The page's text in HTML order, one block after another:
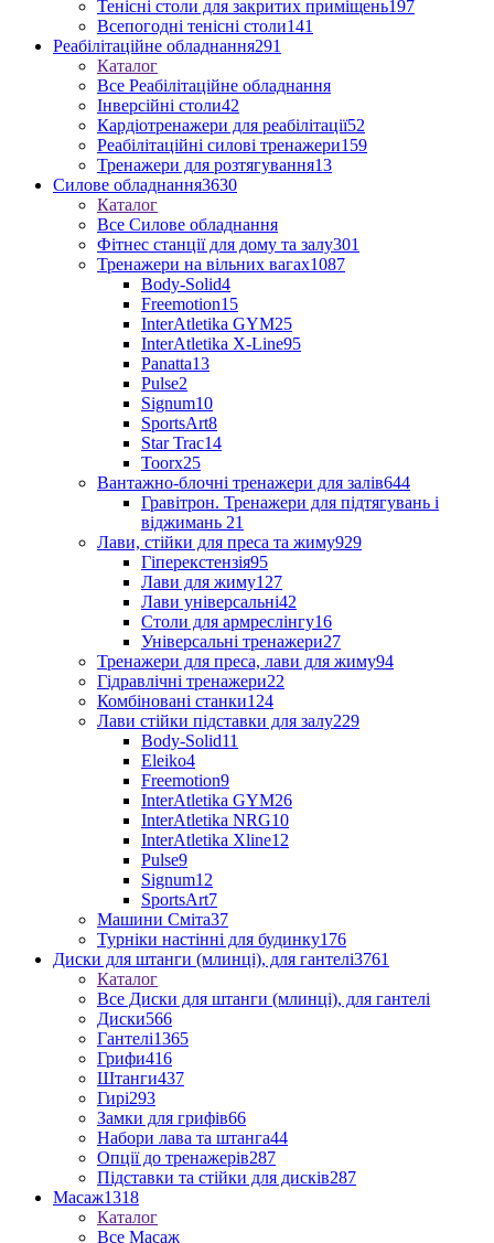
Тенісні столи для закритих приміщень197
Всепогодні тенісні столи141
Реабілітаційне обладнання291
Каталог
Все Реабілітаційне обладнання
Інверсійні столи42
Кардіотренажери для реабілітації52
Реабілітаційні силові тренажери159
Тренажери для розтягування13
Силове обладнання3630
Каталог
Все Силове обладнання
Фітнес станції для дому та залу301
Тренажери на вільних вагах1087
Body-Solid4
Freemotion15
InterAtletika GYM25
InterAtletika X-Line95
Panatta13
Pulse2
Signum10
SportsArt8
Star Trac14
Toorx25
Вантажно-блочні тренажери для залів644
Гравітрон. Тренажери для підтягувань і
віджимань 21
Лави, стійки для преса та жиму929
Гіперекстензія95
Лави для жиму127
Лави універсальні42
Столи для армреслінгу16
Універсальні тренажери27
Тренажери для преса, лави для жиму94
Гідравлічні тренажери22
Комбіновані станки124
Лави стійки підставки для залу229
Body-Solid11
Eleiko4
Freemotion9
InterAtletika GYM26
InterAtletika NRG10
InterAtletika Xline12
Pulse9
Signum12
SportsArt7
Машини Сміта37
Турніки настінні для будинку176
Диски для штанги (млинці), для гантелі3761
Каталог
Все Диски для штанги (млинці), для гантелі
Диски566
Гантелі1365
Грифи416
Штанги437
Гирі293
Замки для грифів66
Набори лава та штанга44
Опції до тренажерів287
Підставки та стійки для дисків287
Масаж1318
Каталог
Все Масаж